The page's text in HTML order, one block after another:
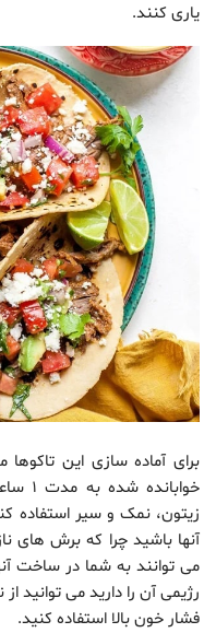
یاری کنند.
برای آماده سازی این
زیتون، نمک و سیر استفاده
آنها باشید چرا که برش های
می توانند به شما در ساخت
رژیمی آن را دارید می توانید
فشار خون بالا استفاده کنید.